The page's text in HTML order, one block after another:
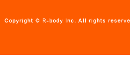
Copyright © R-body Inc. All rights